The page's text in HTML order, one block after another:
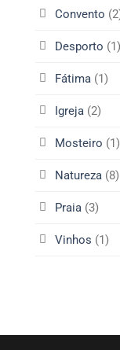
Convento
Desporto (1)
Fátima(1)
Igreja(2)
Mosteiro (1)
Natureza(8)
Praia(3)
Vinhos (1)